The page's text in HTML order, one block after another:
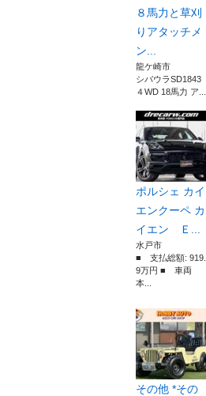
８馬力と草刈
りアタッチメ
ン...
龍ケ崎市
シバウラSD1843
４WD 18馬力 ア...
ポルシェ カイ
エンクーペ カ
イエン Ｅ...
水戸市
■ 支払総額: 919.
9万円 ■ 車両
本...
その他 *その